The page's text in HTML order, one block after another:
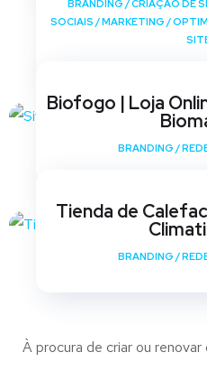
BRANDING /CRIAÇÃO DE
SOCIAIS /MARKETING /
Biofogo | Loja
BRANDING /
Tienda de
BRANDING /
À procura de criar ou